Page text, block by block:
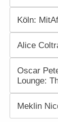
Köln:
Alice
Oscar
Lounge:
Meklin